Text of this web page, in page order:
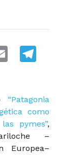
Email
“Patagonia
como
pymes”,
–
Europea–